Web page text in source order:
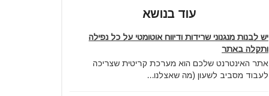
עוד בנושא
יש לבנות מנגנוני שרידות ודיווח אוטומטי על כל נפילה
ותקלה באתר
אתר האינטרנט שלכם הוא מערכת קריטית שצריכה
לעבוד מסביב לשעון (מה שאצלנו...